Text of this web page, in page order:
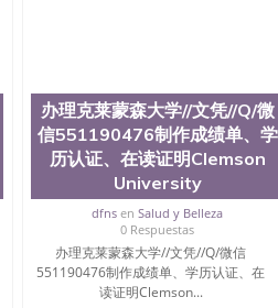
办理克莱蒙森大学//文凭//Q/微
信551190476制作成绩单、学
历认证、在读证明Clemson
University
dfns enSalud y Belleza
0 Respuestas
办理克莱蒙森大学//文凭//Q/微信
551190476制作成绩单、学历认证、在
读证明Clemson...